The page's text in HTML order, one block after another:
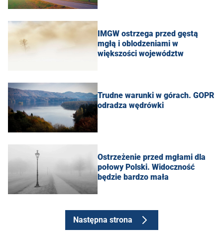
IMGW ostrzega przed gęstą
mgłą i oblodzeniami w
większości województw
Trudne warunki w górach. GOPR
odradza wędrówki
Ostrzeżenie przed mgłami dla
połowy Polski. Widoczność
będzie bardzo mała
Następna strona